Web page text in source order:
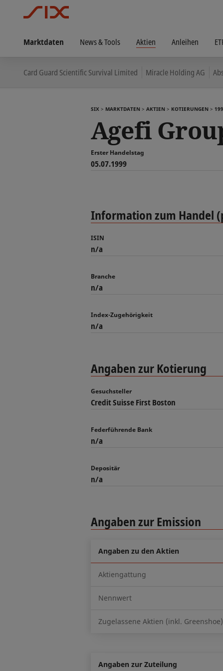
Marktdaten News & Tools Aktien Anleihen
Card Guard Scientific Survival Limited Miracle Holding AG
SIX MARKTDATEN AKTIEN KOTIERUNGEN
Agefi
Erster Handelstag
05.07.1999
Information zum Handel
ISIN
n/a
Branche
n/a
Index-Zugehörigkeit
n/a
Angaben zur Kotierung
Gesuchsteller
Credit Suisse First Boston
Federführende Bank
n/a
Depositär
n/a
Angaben zur Emission
Angaben zu den Aktien
Aktiengattung
Nennwert
Zugelassene Aktien (inkl. Greenshoe)
Angaben zur Zuteilung